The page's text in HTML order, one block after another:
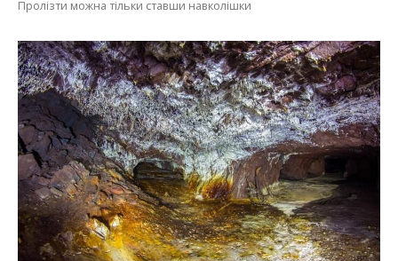
Пролізти можна тільки ставши навколішки